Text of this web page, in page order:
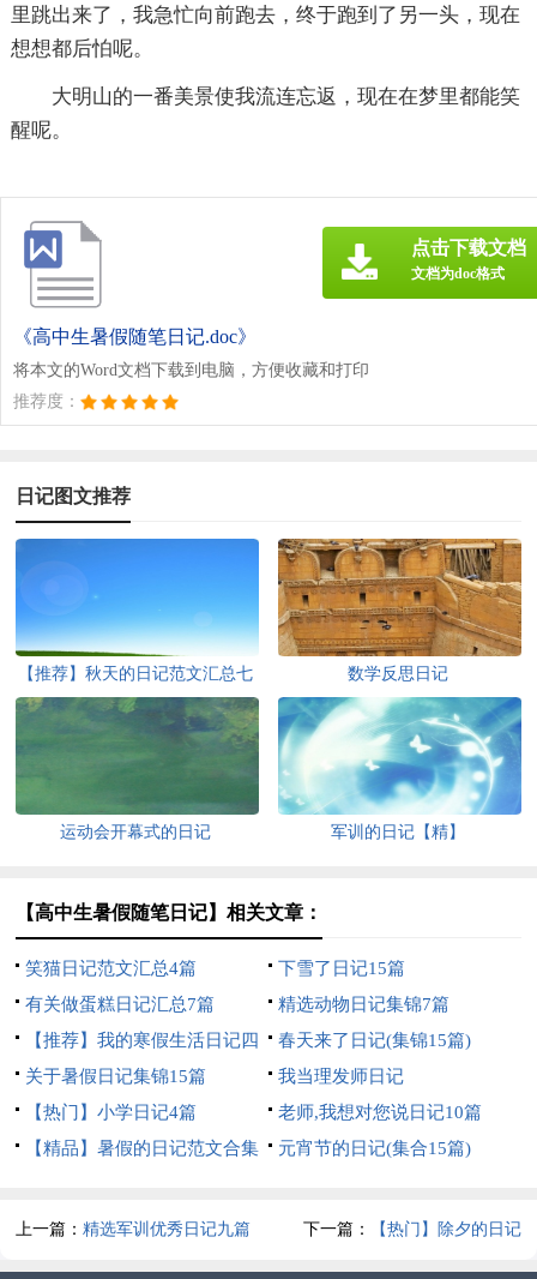
里跳出来了，我急忙向前跑去，终于跑到了另一头，现在
想想都后怕呢。
大明山的一番美景使我流连忘返，现在在梦里都能笑
醒呢。
《高中生暑假随笔日记.doc》
将本文的Word文档下载到电脑，方便收藏和打印
推荐度：
点击下载文档
文档为doc格式
日记图文推荐
【推荐】秋天的日记范文汇总七
篇
数学反思日记
运动会开幕式的日记 军训的日记【精】
【高中生暑假随笔日记】相关文章：
笑猫日记范文汇总4篇
下雪了日记15篇
有关做蛋糕日记汇总7篇
精选动物日记集锦7篇
【推荐】我的寒假生活日记四
篇
春天来了日记(集锦15篇)
关于暑假日记集锦15篇
我当理发师日记
【热门】小学日记4篇
老师,我想对您说日记10篇
【精品】暑假的日记范文合集
元宵节的日记(集合15篇)
上一篇：精选军训优秀日记九篇 下一篇： 【热门】除夕的日记